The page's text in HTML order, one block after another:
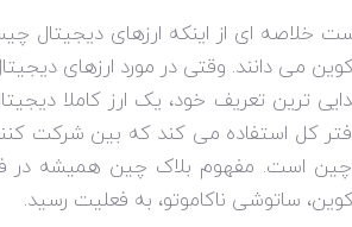
خلاصه ای از اینکه ارزهای دیجیتال
می دانند. وقتی در مورد ارزهای
ترین تعریف خود، یک ارز کاملا
کل استفاده می کند که بین شرکت
ساتوشی ناکاموتو، به فعلیت رسید.